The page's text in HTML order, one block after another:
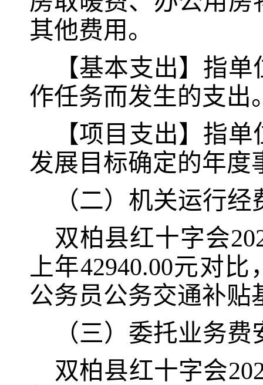
其他费用。
【基本支出】指
作任务而发生的支出
【项目支出】指
发展目标确定的年度
（二）机关运行
双柏县红十字会
上年42940.00元对
公务员公务交通补贴
（三）委托业务
双柏县红十字会